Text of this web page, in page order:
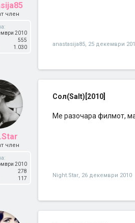
член
2010
555
1.030 anastasija85, 25 декември
член
2010
278
117
Сол(Salt)[2010]
Ме разочара филмот,
Night.Star, 26 декември 2010